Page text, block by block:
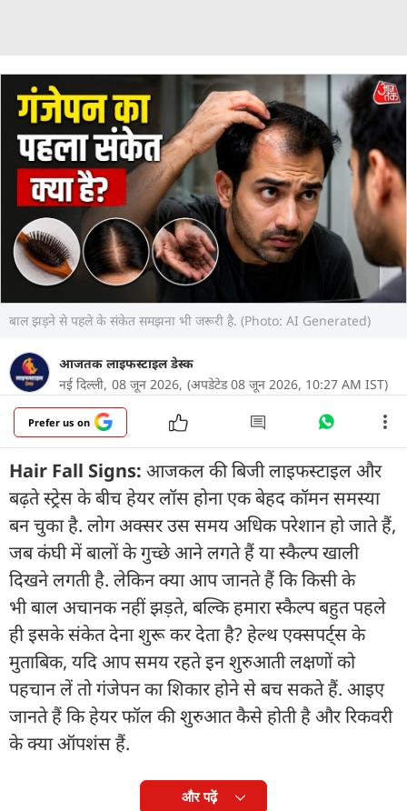
बाल झड़ने से पहले के संकेत समझना भी जरूरी है. (Photo: AI Generated)
आजतक लाइफस्टाइल डेस्क
नई दिल्ली, 08 जून 2026, (अपडेटेड 08 जून 2026, 10:27 AM IST)
Prefer us on
Hair Fall Signs: आजकल की बिजी लाइफस्टाइल और
बढ़ते स्ट्रेस के बीच हेयर लॉस होना एक बेहद कॉमन समस्या
बन चुका है. लोग अक्सर उस समय अधिक परेशान हो जाते हैं,
जब कंघी में बालों के गुच्छे आने लगते हैं या स्कैल्प खाली
दिखने लगती है. लेकिन क्या आप जानते हैं कि किसी के
भी बाल अचानक नहीं झड़ते, बल्कि हमारा स्कैल्प बहुत पहले
ही इसके संकेत देना शुरू कर देता है? हेल्थ एक्सपर्ट्स के
मुताबिक, यदि आप समय रहते इन शुरुआती लक्षणों को
पहचान लें तो गंजेपन का शिकार होने से बच सकते हैं. आइए
जानते हैं कि हेयर फॉल की शुरुआत कैसे होती है और रिकवरी
के क्या ऑपशंस हैं.
और पढ़ें